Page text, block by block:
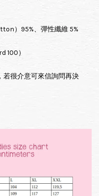
）95%、彈性纖維 5%
100）
若很介意可來信詢問再決